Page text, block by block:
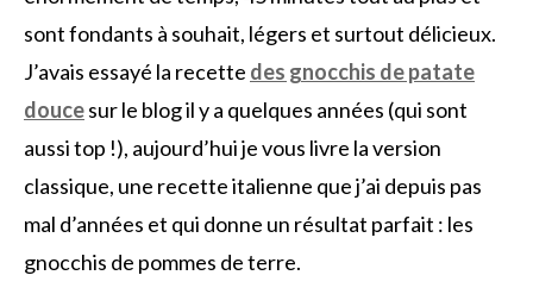
sont fondants à souhait, légers et surtout délicieux.
J’avais essayé la recette des gnocchis de patate
doucesur le blog il y a quelques années (qui sont
aussi top !), aujourd’hui je vous livre la version
classique, une recette italienne que j’ai depuis pas
mal d’années et qui donne un résultat parfait : les
gnocchis de pommes de terre.